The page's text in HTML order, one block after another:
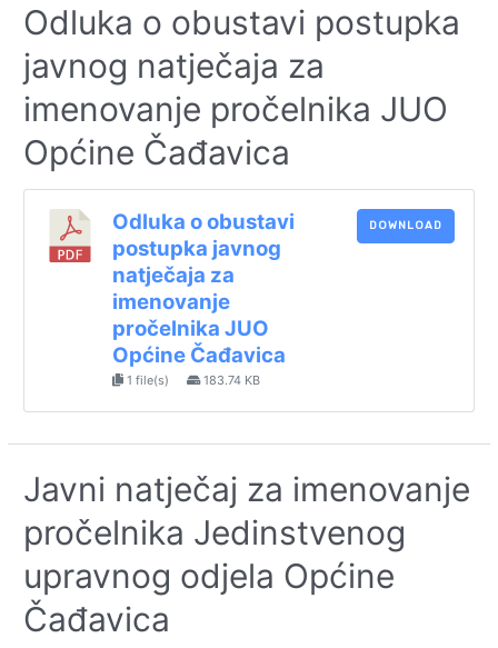
Odluka o obustavi postupka
javnog natječaja za
imenovanje pročelnika JUO
Općine Čađavica
Odluka o obustavi
postupka javnog
natječaja za
imenovanje
pročelnika JUO
Općine Čađavica
1 file(s) 183.74 KB
DOWNLOAD
Javni natječaj za imenovanje
pročelnika Jedinstvenog
upravnog odjela Općine
Čađavica